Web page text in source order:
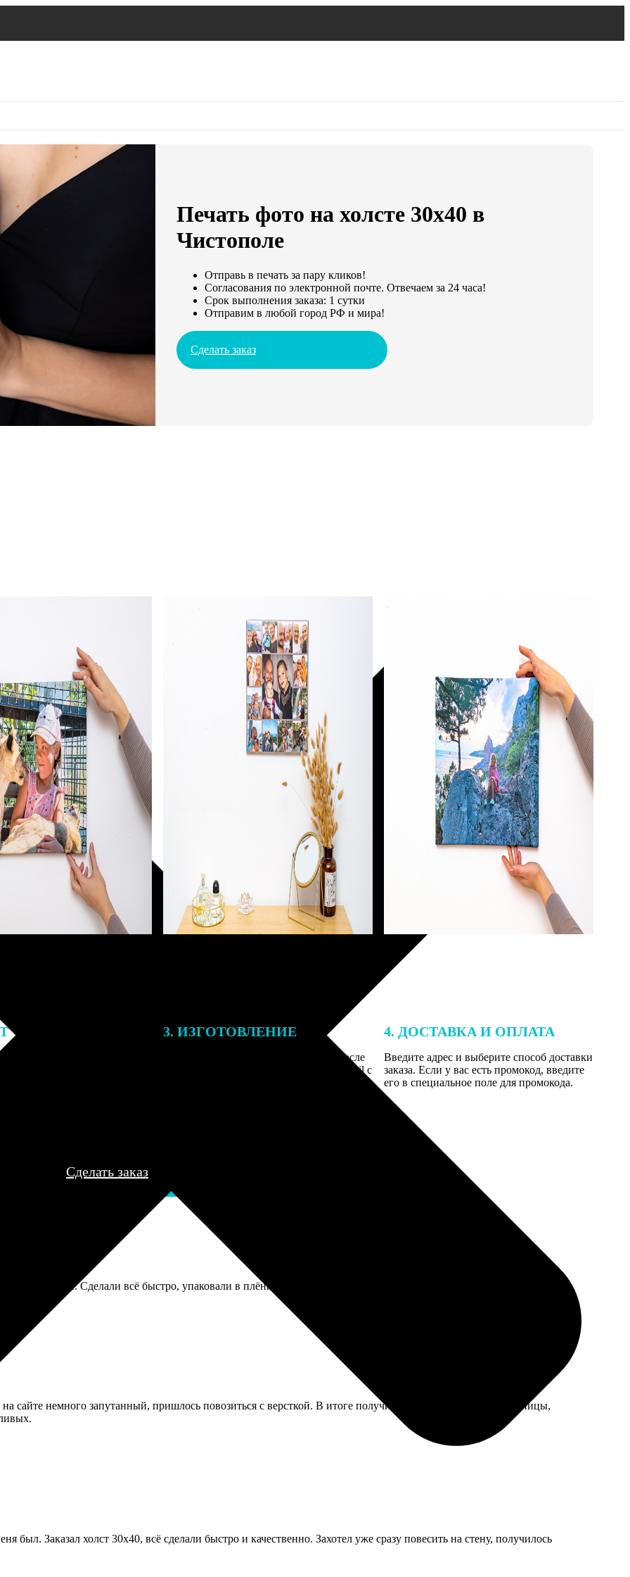
Печать фото на холсте 30х40 в
Чистополе
Отправь в печать за пару кликов!
Согласования по электронной почте. Отвечаем за 24 часа!
Срок выполнения заказа: 1 сутки
Отправим в любой город РФ и мира!
Сделать заказ
заказа к печати
могут связаться с Вами
телефону или email для
деталей.
3. ИЗГОТОВЛЕНИЕ
Оплатите заказ банковской картой. После
оплаты получите подтверждение на email с
4. ДОСТАВКА И ОПЛАТА
Введите адрес и выберите способ доставки
заказа. Если у вас есть промокод, введите
его в специальное поле для промокода.
Сделать заказ
на холсте. Сделали всё быстро, упаковали в плёнку и картон. Претензий нет, учитель похвалил за наглядность.
сайте немного запутанный, пришлось повозиться с версткой. В итоге получилось хорошо, плотные страницы,
был. Заказал холст 30х40, всё сделали быстро и качественно. Захотел уже сразу повесить на стену, получилось